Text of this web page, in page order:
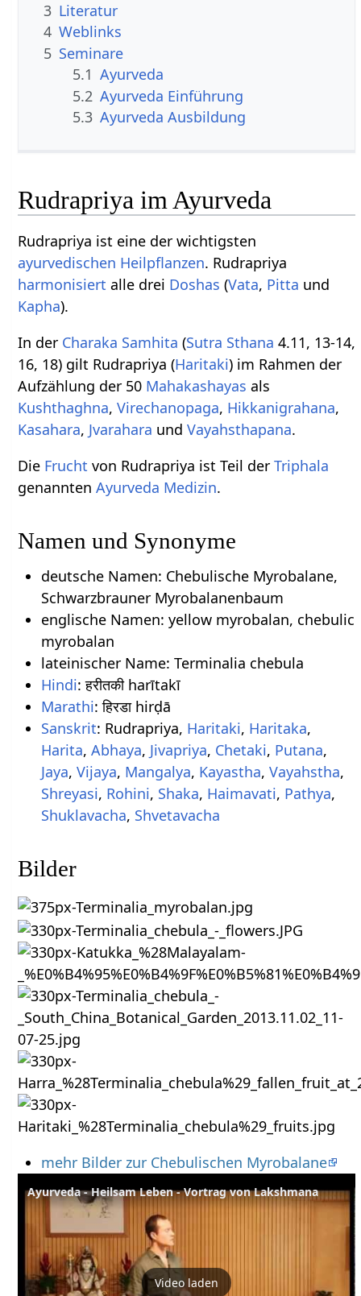
3 Literatur
4 Weblinks
5 Seminare
5.1 Ayurveda
5.2 Ayurveda Einführung
5.3 Ayurveda Ausbildung
Rudrapriya im Ayurveda
Rudrapriya ist eine der wichtigsten
ayurvedischen Heilpflanzen. Rudrapriya
harmonisiert alle drei Doshas (Vata, Pitta und
Kapha).
In der Charaka Samhita (Sutra Sthana 4.11, 13-14,
16, 18) gilt Rudrapriya (Haritaki) im Rahmen der
Aufzählung der 50 Mahakashayas als
Kushthaghna,Virechanopaga, Hikkanigrahana,
Kasahara, Jvarahara undVayahsthapana.
Die Frucht von Rudrapriya ist Teil derTriphala
genanntenAyurveda Medizin.
Namen und Synonyme
deutsche Namen: Chebulische Myrobalane,
Schwarzbrauner Myrobalanenbaum
englische Namen: yellow myrobalan, chebulic
myrobalan
lateinischer Name: Terminalia chebula
Hindi: हरीतकी harītakī
Marathi: हिरडा hirḍā
Sanskrit: Rudrapriya, Haritaki, Haritaka,
Harita, Abhaya, Jivapriya, Chetaki, Putana,
Jaya, Vijaya, Mangalya, Kayastha, Vayahstha,
Shreyasi, Rohini, Shaka, Haimavati, Pathya,
Shuklavacha, Shvetavacha
Bilder
mehr Bilder zur Chebulischen Myrobalane
Ayurveda - Heilsam Leben - Vortrag von Lakshmana
Video laden